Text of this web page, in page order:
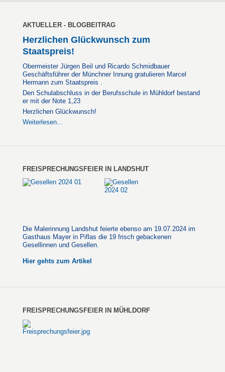
AKTUELLER - BLOGBEITRAG
Herzlichen Glückwunsch zum
Staatspreis!
Obermeister Jürgen Beil und Ricardo Schmidbauer
Geschäftsführer der Münchner Innung gratulieren Marcel
Hermann zum Staatspreis .
Den Schulabschluss in der Berufsschule in Mühldorf bestand
er mit der Note 1,23
Herzlichen Glückwunsch!
Weiterlesen...
FREISPRECHUNGSFEIER IN LANDSHUT
Die Malerinnung Landshut feierte ebenso am 19.07.2024 im
Gasthaus Mayer in Piflas die 19 frisch gebackenen
Gesellinnen und Gesellen.
Hier gehts zum Artikel
FREISPRECHUNGSFEIER IN MÜHLDORF